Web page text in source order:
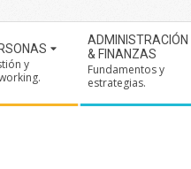
y
ADMINISTRACIÓN
& FINANZAS
Fundamentos y
estrategias.